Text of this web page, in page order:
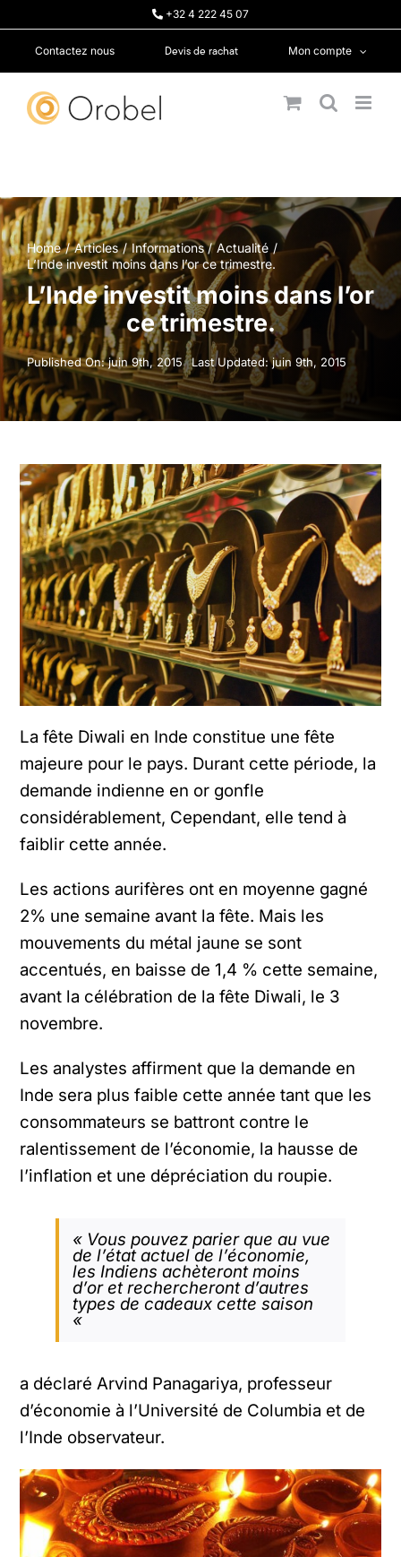
+32 4 222 45 07
Contactez nous Devis de rachat Mon compte
Home Articles Informations
Actualité
L’Inde investit moins dans l’or ce trimestre.
L’Inde investit moins dans l’or
ce trimestre.
Published On: juin 9th, 2015 Last Updated: juin 9th, 2015
La fête Diwali en Inde constitue une fête
majeure pour le pays. Durant cette période, la
demande indienne en or gonfle
considérablement, Cependant, elle tend à
faiblir cette année.
Les actions aurifères ont en moyenne gagné
2% une semaine avant la fête. Mais les
mouvements du métal jaune se sont
accentués, en baisse de 1,4 % cette semaine,
avant la célébration de la fête Diwali, le 3
novembre.
Les analystes affirment que la demande en
Inde sera plus faible cette année tant que les
consommateurs se battront contre le
ralentissement de l’économie, la hausse de
l’inflation et une dépréciation du roupie.
« Vous pouvez parier que au vue
de l’état actuel de l’économie,
les Indiens achèteront moins
d’or et rechercheront d’autres
types de cadeaux cette saison
«
a déclaré Arvind Panagariya, professeur
d’économie à l’Université de Columbia et de
l’Inde observateur.